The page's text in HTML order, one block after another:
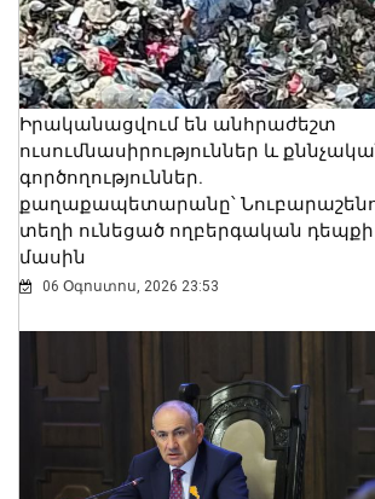
Իրականացվում են անհրաժեշտ
ուսումնասիրություններ և
գործողություններ.
քաղաքապետարանը՝
տեղի ունեցած ողբերգական դեպքի
մասին
06 Օգոստոս, 2026 23:53